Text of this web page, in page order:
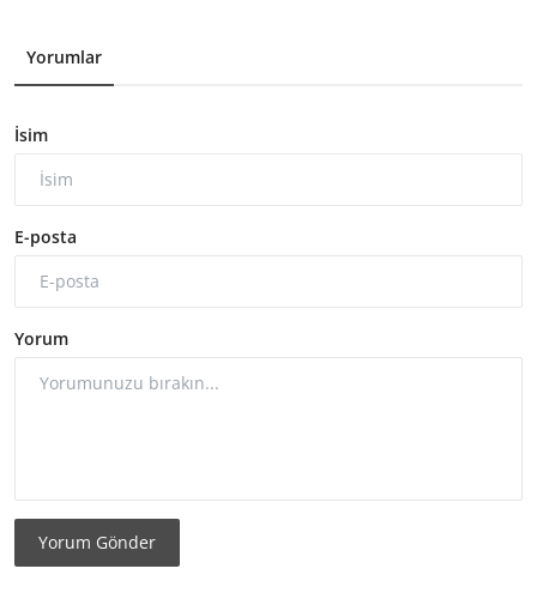
Yorumlar
İsim
E-posta
Yorum
Yorum Gönder